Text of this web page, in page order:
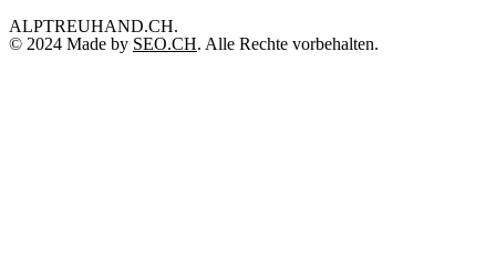
ALPTREUHAND.CH.
© 2024 Made by SEO.CH. Alle Rechte vorbehalten.